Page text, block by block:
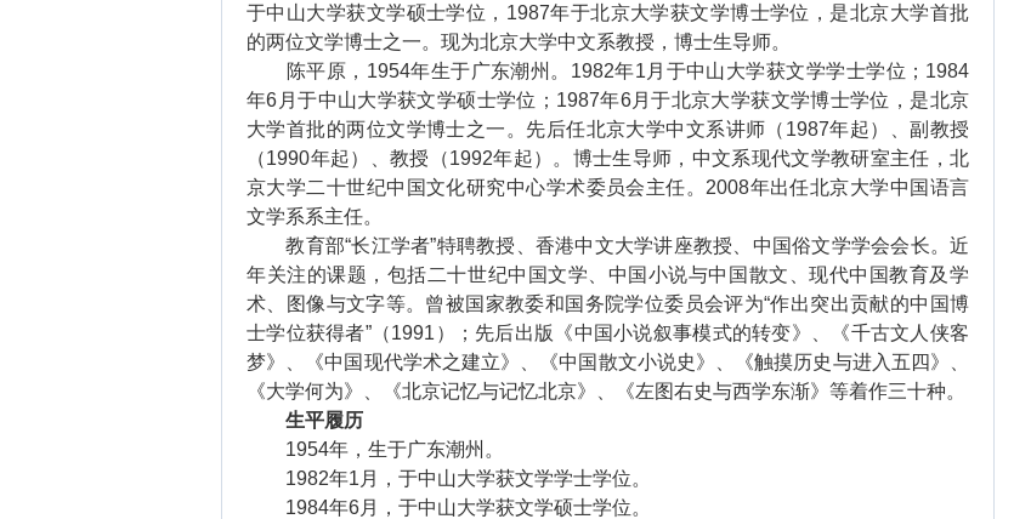
于中山大学获文学硕士学位，1987年于北京大学获文学博士学位，是北京大学首批
的两位文学博士之一。现为北京大学中文系教授，博士生导师。
陈平原，1954年生于广东潮州。1982年1月于中山大学获文学学士学位；1984
年6月于中山大学获文学硕士学位；1987年6月于北京大学获文学博士学位，是北京
大学首批的两位文学博士之一。先后任北京大学中文系讲师（1987年起）、副教授
（1990年起）、教授（1992年起）。博士生导师，中文系现代文学教研室主任，北
京大学二十世纪中国文化研究中心学术委员会主任。2008年出任北京大学中国语言
文学系系主任。
教育部“长江学者”特聘教授、香港中文大学讲座教授、中国俗文学学会会长。近
年关注的课题，包括二十世纪中国文学、中国小说与中国散文、现代中国教育及学
术、图像与文字等。曾被国家教委和国务院学位委员会评为“作出突出贡献的中国博
士学位获得者”（1991）；先后出版《中国小说叙事模式的转变》、《千古文人侠客
梦》、《中国现代学术之建立》、《中国散文小说史》、《触摸历史与进入五四》、
《大学何为》、《北京记忆与记忆北京》、《左图右史与西学东渐》等着作三十种。
生平履历
1954年，生于广东潮州。
1982年1月，于中山大学获文学学士学位。
1984年6月，于中山大学获文学硕士学位。